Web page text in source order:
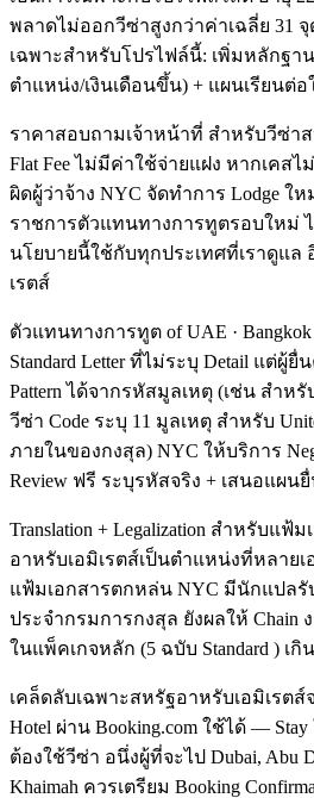
พลาดไม่ออกวีซ่าสูงกว่าค่าเฉลี่ย 31 จุ
เฉพาะสำหรับโปรไฟล์นี้: เพิ่มหลักฐาน
ตำแหน่ง/เงินเดือนขึ้น) + แผนเรียนต่อ
ราคาสอบถามเจ้าหน้าที่ สำหรับวีซ่า
Flat Fee ไม่มีค่าใช้จ่ายแฝง หากเคส
ผิดผู้ว่าจ้าง NYC จัดทำการ Lodge ใ
ราชการตัวแทนทางการทูตรอบใหม่
นโยบายนี้ใช้กับทุกประเทศที่เราดูแล
เรตส์
ตัวแทนทางการทูต of UAE ·
Standard Letter ที่ไม่ระบุ Detail แต่ผู้
Pattern ได้จากรหัสมูลเหตุ (เช่น สำหรั
วีซ่า Code ระบุ 11 มูลเหตุ สำหรับ
ภายในของกงสุล) NYC ให้บริการ
Review ฟรี ระบุรหัสจริง + เสนอแผน
Translation + Legalization สำหรับแฟ้
อาหรับเอมิเรตส์เป็นตำแหน่งที่หลาย
แฟ้มเอกสารตกหล่น NYC มีนักแปลรั
ประจำกรมการกงสุล ยังผลให้ Chain
ในแพ็คเกจหลัก (5 ฉบับ Standard ) เ
เคล็ดลับเฉพาะสหรัฐอาหรับเอมิเรตส์
Hotel ผ่าน Booking.com ใช้ได้ —
ต้องใช้วีซ่า อนึ่งผู้ที่จะไป Dubai, Abu
Khaimah ควรเตรียม Booking